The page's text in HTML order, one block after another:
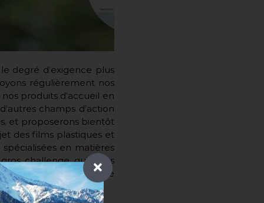
degré d’exigence plus
régulièrement nos
produits d’accueil en
champs d’action
et proposerons bientôt
des films plastiques et
en matières
challenge qui nous
afin que toute la chaîne